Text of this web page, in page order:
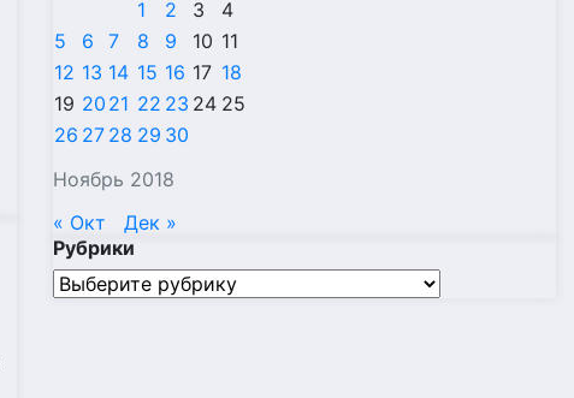
Ноябрь 2018
1
2 3
4
5
6 7 8 9 10 11
12 13 14 15 16 17 18
19 20 21 22 23 24 25
26 27 28 29 30
« Окт
Дек »
Рубрики
Рубрики